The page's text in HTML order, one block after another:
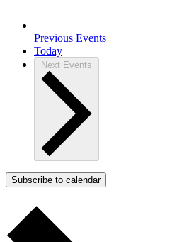
Previous Events
Today
Next Events
Subscribe to calendar